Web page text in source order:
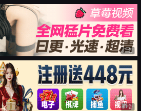
广告
广告